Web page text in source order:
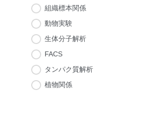
組織標本関係
動物実験
生体分子解析
FACS
タンパク質解析
植物関係